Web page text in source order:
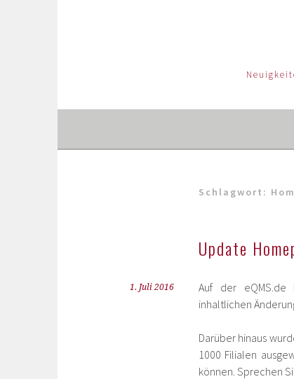
Schlagwort:
Update
1. Juli 2016 Auf der
inhaltlichen
Darüber hinaus
1000 Filialen
können. Sprechen